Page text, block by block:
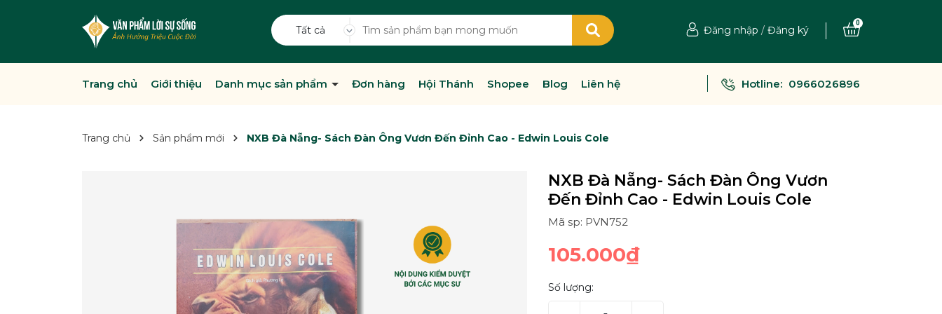
Tất cả Đăng nhập / Đăng ký
0
Trang chủ Giới thiệu Danh mục sản phẩm Đơn hàng Hội Thánh Shopee Blog Liên hệ Hotline: 0966026896
Trang chủ Sản phẩm mới NXB Đà Nẵng- Sách Đàn Ông Vươn Đến Đỉnh Cao - Edwin Louis Cole
NXB Đà Nẵng- Sách Đàn Ông Vươn
Đến Đỉnh Cao - Edwin Louis Cole
Mã sp: PVN752
105.000₫
Số lượng: